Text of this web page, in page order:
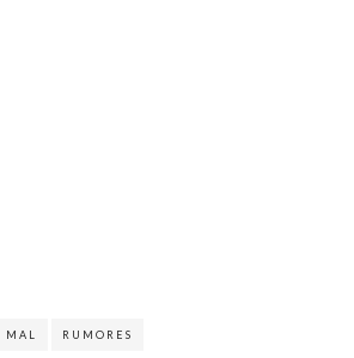
MAL RUMORES